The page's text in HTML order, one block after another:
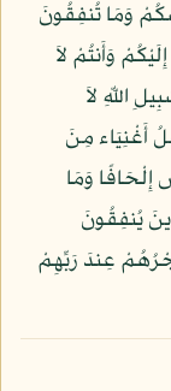
وَمَا تُنفِقُونَ
وَأَنتُمْ لاَ
اللّهِ لاَ
أَغْنِيَاء مِنَ
وَمَا
اللّهَ بِهِ عَلِيمٌ (273) الَّذِينَ يُنفِقُونَ
عِندَ رَبِّهِمْ